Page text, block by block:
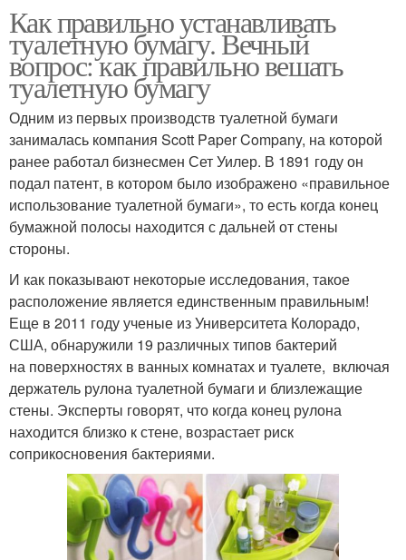
Как правильно устанавливать
туалетную бумагу. Вечный
вопрос: как правильно вешать
туалетную бумагу
Одним из первых производств туалетной бумаги
занималась компания Scott Paper Company, на которой
ранее работал бизнесмен Сет Уилер. В 1891 году он
подал патент, в котором было изображено «правильное
использование туалетной бумаги», то есть когда конец
бумажной полосы находится с дальней от стены
стороны.
И как показывают некоторые исследования, такое
расположение является единственным правильным!
Еще в 2011 году ученые из Университета Колорадо,
США, обнаружили 19 различных типов бактерий
на поверхностях в ванных комнатах и туалете, включая
держатель рулона туалетной бумаги и близлежащие
стены. Эксперты говорят, что когда конец рулона
находится близко к стене, возрастает риск
соприкосновения бактериями.